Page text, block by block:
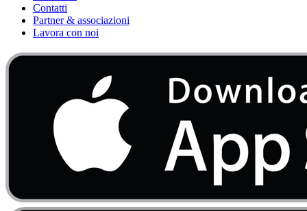
Contatti
Partner & associazioni
Lavora con noi